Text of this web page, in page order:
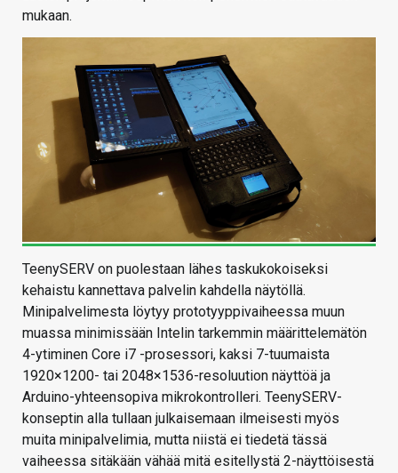
mukaan.
TeenySERV on puolestaan lähes taskukokoiseksi
kehaistu kannettava palvelin kahdella näytöllä.
Minipalvelimesta löytyy prototyyppivaiheessa muun
muassa minimissään Intelin tarkemmin määrittelemätön
4-ytiminen Core i7 -prosessori, kaksi 7-tuumaista
1920×1200- tai 2048×1536-resoluution näyttöä ja
Arduino-yhteensopiva mikrokontrolleri. TeenySERV-
konseptin alla tullaan julkaisemaan ilmeisesti myös
muita minipalvelimia, mutta niistä ei tiedetä tässä
vaiheessa sitäkään vähää mitä esitellystä 2-näyttöisestä